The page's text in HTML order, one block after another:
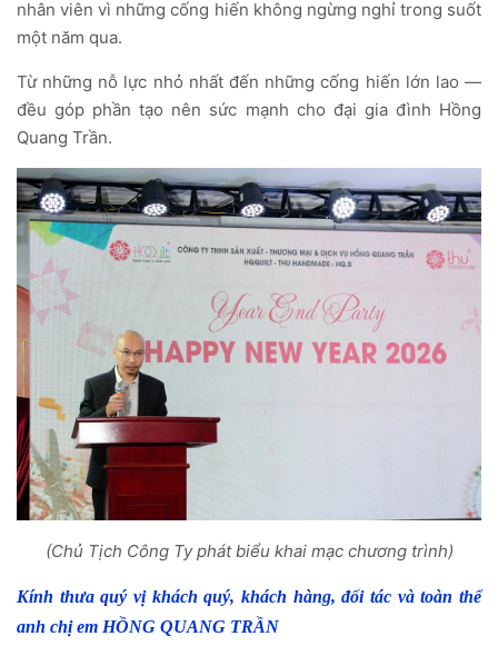
nhân viên vì những cống hiến không ngừng nghỉ trong suốt
một năm qua.
Từ những nỗ lực nhỏ nhất đến những cống hiến lớn lao —
đều góp phần tạo nên sức mạnh cho đại gia đình Hồng
Quang Trần.
(Chủ Tịch Công Ty phát biểu khai mạc chương trình)
Kính thưa quý vị khách quý, khách hàng, đối tác và toàn thể
anh chị em HỒNG QUANG TRẦN